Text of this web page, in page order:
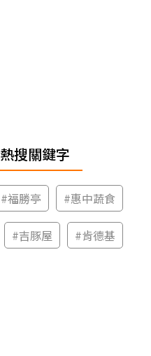
熱搜關鍵字
#福勝亭 #惠中蔬食
#吉豚屋 #肯德基